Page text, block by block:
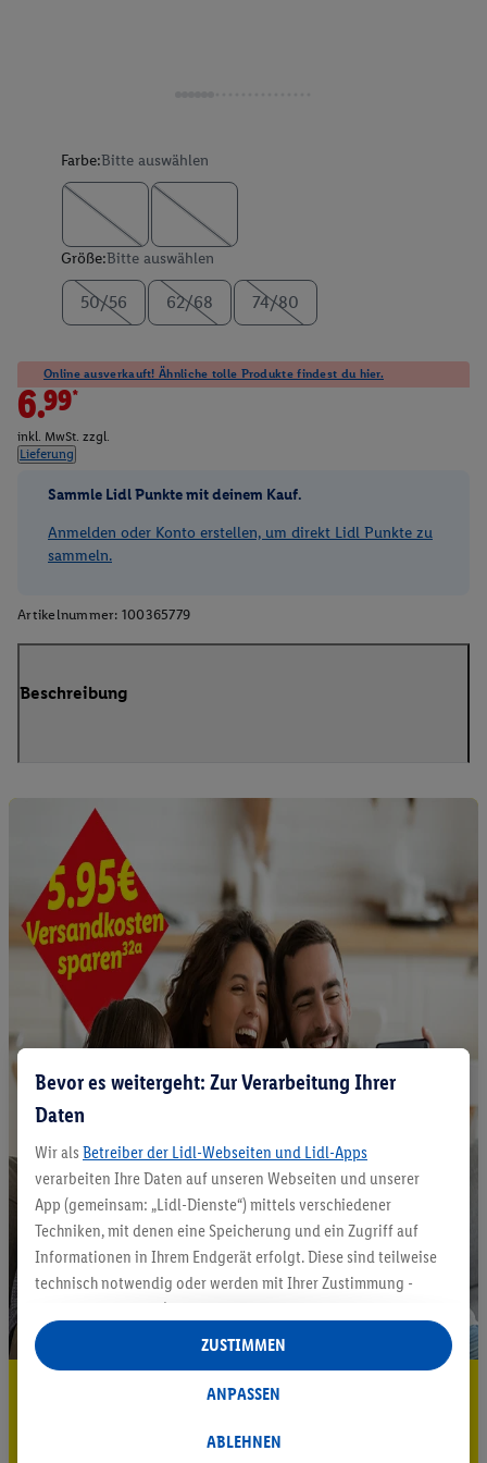
Farbe:Bitte auswählen
Größe:Bitte auswählen
50/56 62/68 74/80
Online ausverkauft! Ähnliche tolle Produkte findest du hier.
6.99*
inkl. MwSt. zzgl.
Lieferung
Sammle Lidl Punkte mit deinem Kauf.
Anmelden oder Konto erstellen, um direkt Lidl Punkte zu
sammeln.
Artikelnummer: 100365779
Beschreibung
5.95 € Versand sparen³²ᵃ
Bevor es weitergeht: Zur Verarbeitung Ihrer
Daten
Wir als Betreiber der Lidl-Webseiten und Lidl-Apps
verarbeiten Ihre Daten auf unseren Webseiten und unserer
App (gemeinsam: „Lidl-Dienste“) mittels verschiedener
Techniken, mit denen eine Speicherung und ein Zugriff auf
Informationen in Ihrem Endgerät erfolgt. Diese sind teilweise
technisch notwendig oder werden mit Ihrer Zustimmung -
auch durch Partner (u.a.
Verantwortliche; im Zusammenhang mit dem IAB TCF
insgesamt
Statistik-Erstellung oder für personalisierte Werbung
Datenverarbeitungen für personalisierte Werbung werden
ABLEHNEN
ANPASSEN
ZUSTIMMEN